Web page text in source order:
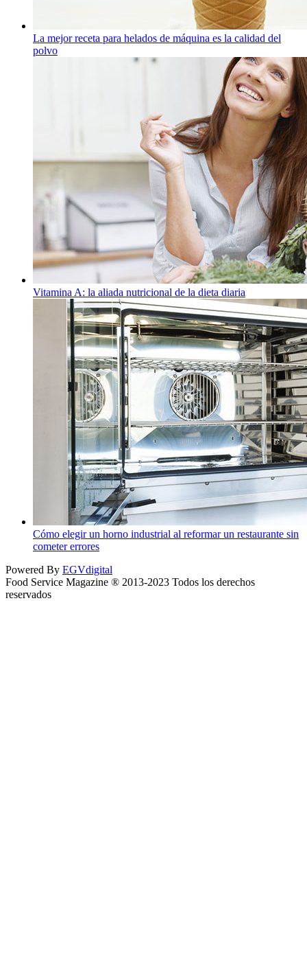
La mejor receta para helados de máquina es la calidad del
polvo
Vitamina A: la aliada nutricional de la dieta diaria
Cómo elegir un horno industrial al reformar un restaurante sin
cometer errores
Powered By EGVdigital
Food Service Magazine ® 2013-2023 Todos los derechos
reservados